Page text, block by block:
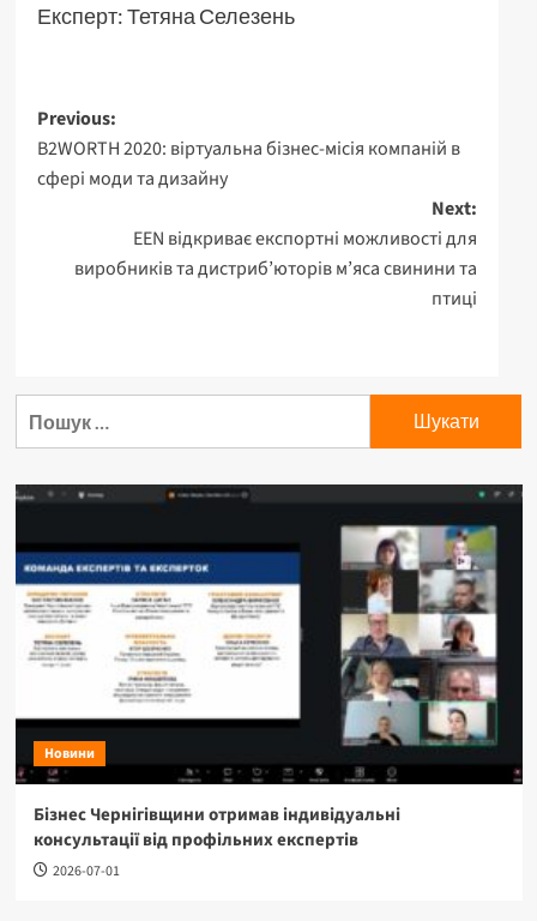
Експерт: Тетяна Селезень
Post
navigation
Previous:
B2WORTH 2020: віртуальна бізнес-місія компаній в
сфері моди та дизайну
Next:
EEN відкриває експортні можливості для
виробників та дистриб’юторів м’яса свинини та
птиці
Новини
Бізнес Чернігівщини отримав індивідуальні
консультації від профільних експертів
2026-07-01